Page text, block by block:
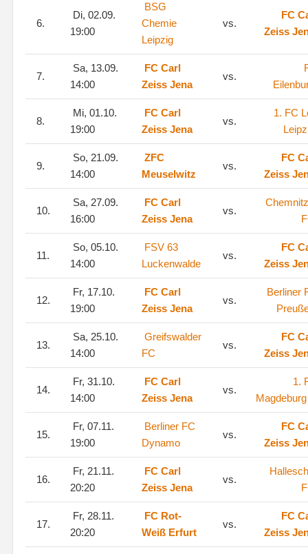
6.
Di, 02.09.
19:00
BSG
Chemie
Leipzig
vs.
FC
Zeiss
7.
Sa, 13.09.
14:00
FC Carl
Zeiss Jena
vs.
8.
Mi, 01.10.
19:00
FC Carl
Zeiss Jena
vs.
1. FC
9.
So, 21.09.
14:00
ZFC
Meuselwitz
vs.
FC
Zeiss
10.
Sa, 27.09.
16:00
FC Carl
Zeiss Jena
vs.
11.
So, 05.10.
14:00
FSV 63
Luckenwalde
vs.
FC
Zeiss
12.
Fr, 17.10.
19:00
FC Carl
Zeiss Jena
vs.
Berliner
13.
Sa, 25.10.
14:00
Greifswalder
FC
vs.
FC
Zeiss
14.
Fr, 31.10.
14:00
FC Carl
Zeiss Jena
vs.
1.
15.
Fr, 07.11.
19:00
Berliner FC
Dynamo
vs.
FC
Zeiss
16.
Fr, 21.11.
20:20
FC Carl
Zeiss Jena
vs.
17.
Fr, 28.11.
20:20
FC Rot-
Weiß Erfurt
vs.
FC
Zeiss